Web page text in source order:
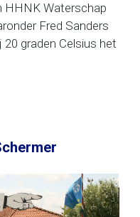
HHNK Waterschap
Fred Sanders
20 graden Celsius het